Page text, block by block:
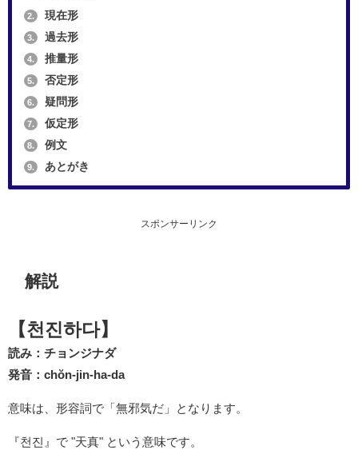
2. 現在形
3. 過去形
4. 推量形
5. 否定形
6. 疑問形
7. 仮定形
8. 例文
9. あとがき
スポンサーリンク
解説
【천진하다】
読み：チョンジナダ
発音：chŏn-jin-ha-da
意味は、形容詞で「無邪気だ」となります。
『천진』で "天真" という意味です。